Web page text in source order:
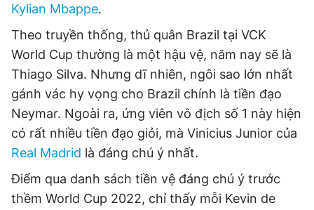
Kylian Mbappe.
Theo truyền thống, thủ quân Brazil tại VCK
World Cup thường là một hậu vệ, năm nay sẽ là
Thiago Silva. Nhưng dĩ nhiên, ngôi sao lớn nhất
gánh vác hy vọng cho Brazil chính là tiền đạo
Neymar. Ngoài ra, ứng viên vô địch số 1 này hiện
có rất nhiều tiền đạo giỏi, mà Vinicius Junior của
Real Madrid là đáng chú ý nhất.
Điểm qua danh sách tiền vệ đáng chú ý trước
thềm World Cup 2022, chỉ thấy mỗi Kevin de